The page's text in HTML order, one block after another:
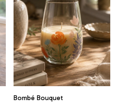
Bombé Bouquet